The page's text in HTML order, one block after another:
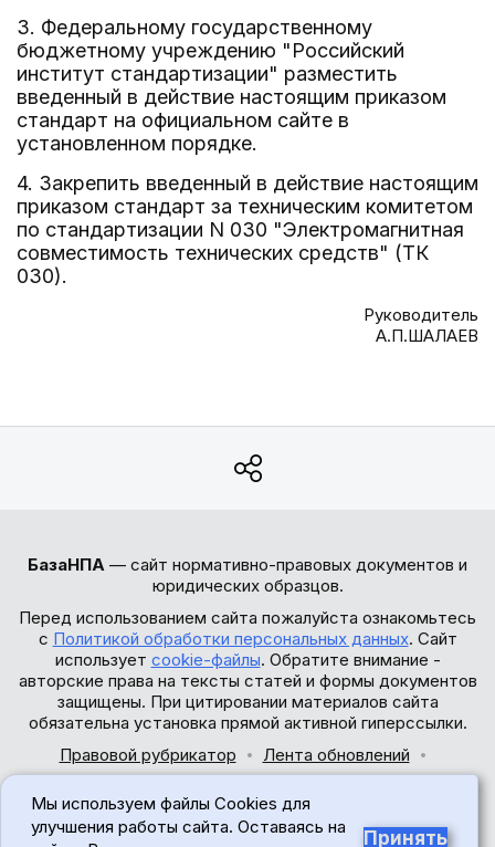
3. Федеральному государственному
бюджетному учреждению "Российский
институт стандартизации" разместить
введенный в действие настоящим приказом
стандарт на официальном сайте в
установленном порядке.
4. Закрепить введенный в действие настоящим
приказом стандарт за техническим комитетом
по стандартизации N 030 "Электромагнитная
совместимость технических средств" (ТК
030).
Руководитель
А.П.ШАЛАЕВ
БазаНПА — сайт нормативно-правовых документов и
юридических образцов.
Перед использованием сайта пожалуйста ознакомьтесь
с Политикой обработки персональных данных. Сайт
использует cookie-файлы. Обратите внимание -
авторские права на тексты статей и формы документов
защищены. При цитировании материалов сайта
обязательна установка прямой активной гиперссылки.
Правовой рубрикатор
Лента обновлений
© 2017-2026
Мы используем файлы Cookies для
улучшения работы сайта. Оставаясь на
Принять